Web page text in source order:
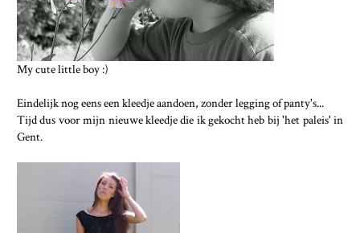
My cute little boy :)
Eindelijk nog eens een kleedje aandoen, zonder legging of panty's...
Tijd dus voor mijn nieuwe kleedje die ik gekocht heb bij 'het paleis' in
Gent.